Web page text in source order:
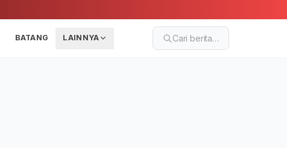
BATANG LAINNYA Cari berita…